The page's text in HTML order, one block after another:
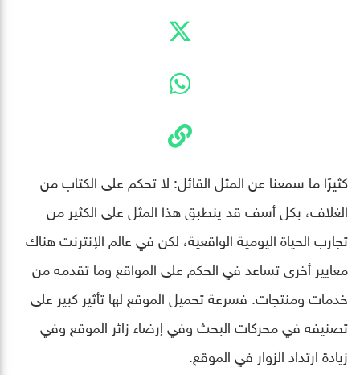
كثيرًا ما سمعنا عن المثل القائل: لا تحكم على الكتاب من
الغلاف، بكل أسف قد ينطبق هذا المثل على الكثير من
تجارب الحياة اليومية الواقعية، لكن في عالم الإنترنت هناك
معايير أخرى تساعد في الحكم على المواقع وما تقدمه من
خدمات ومنتجات. فسرعة تحميل الموقع لها تأثير كبير على
تصنيفه في محركات البحث وفي إرضاء زائر الموقع وفي
زيادة ارتداد الزوار في الموقع.